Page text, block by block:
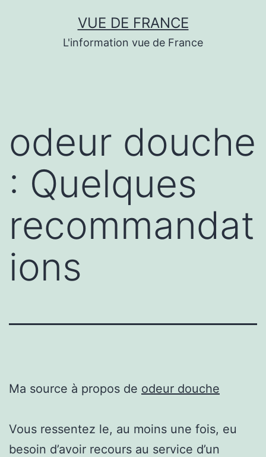
VUE DE FRANCE
L'information vue de France
odeur douche
: Quelques
recommandat
ions
Ma source à propos de odeur douche
Vous ressentez le, au moins une fois, eu
besoin d’avoir recours au service d’un